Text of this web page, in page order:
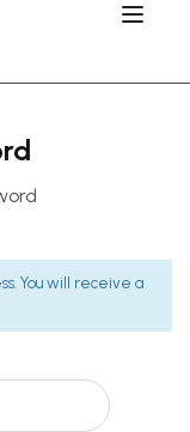
You will receive a